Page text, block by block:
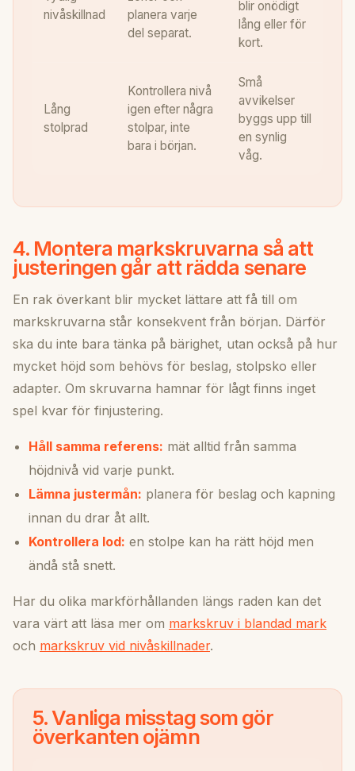
nivåskillnad
planera varje
del separat.
blir onödigt
lång eller för
kort.
Lång
stolprad
Kontrollera nivå
igen efter några
stolpar, inte
bara i början.
Små
avvikelser
byggs upp till
en synlig
våg.
4. Montera markskruvarna så att
justeringen går att rädda senare
En rak överkant blir mycket lättare att få till om
markskruvarna står konsekvent från början. Därför
ska du inte bara tänka på bärighet, utan också på hur
mycket höjd som behövs för beslag, stolpsko eller
adapter. Om skruvarna hamnar för lågt finns inget
spel kvar för finjustering.
Håll samma referens: mät alltid från samma
höjdnivå vid varje punkt.
Lämna justermån: planera för beslag och kapning
innan du drar åt allt.
Kontrollera lod: en stolpe kan ha rätt höjd men
ändå stå snett.
Har du olika markförhållanden längs raden kan det
vara värt att läsa mer om markskruv i blandad mark
och markskruv vid nivåskillnader.
5. Vanliga misstag som gör
överkanten ojämn